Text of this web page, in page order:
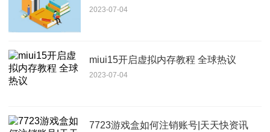
2023-07-04
miui15开启虚拟内存教程 全球热议
2023-07-04
7723游戏盒如何注销账号|天天快资讯